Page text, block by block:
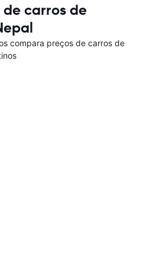
de carros de
compara preços de carros de